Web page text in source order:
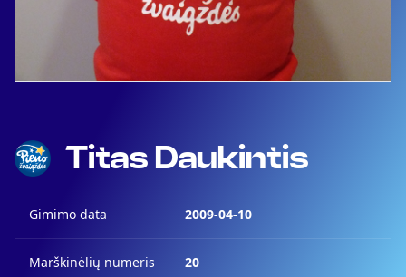
Titas Daukintis
Gimimo data 2009-04-10
Marškinėlių numeris 20